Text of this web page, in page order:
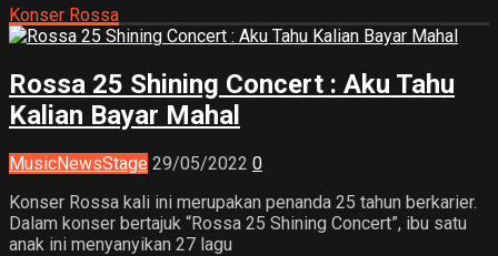
Konser Rossa
Rossa 25 Shining Concert : Aku Tahu
Kalian Bayar Mahal
MusicNewsStage 29/05/2022 0
Konser Rossa kali ini merupakan penanda 25 tahun berkarier.
Dalam konser bertajuk “Rossa 25 Shining Concert”, ibu satu
anak ini menyanyikan 27 lagu